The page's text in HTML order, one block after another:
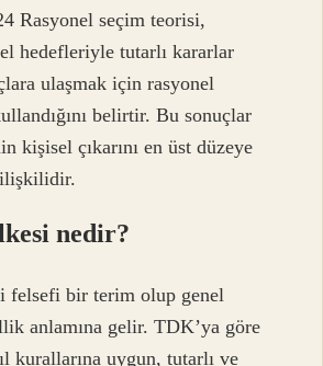
Rasyonel seçim teorisi,
hedefleriyle tutarlı kararlar
ulaşmak için rasyonel
belirtir. Bu sonuçlar
kişisel çıkarını en üst düzeye
ilişkilidir.
nedir?
felsefi bir terim olup genel
anlamına gelir. TDK’ya göre
kurallarına uygun, tutarlı ve